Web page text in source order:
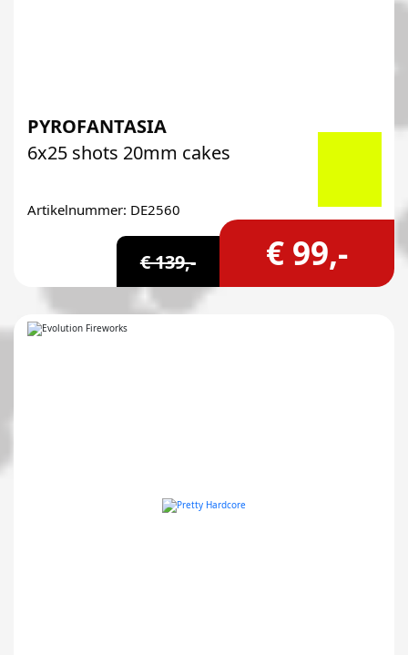
PYROFANTASIA
6x25 shots 20mm cakes
Artikelnummer: DE2560
€ 139,- € 99,-